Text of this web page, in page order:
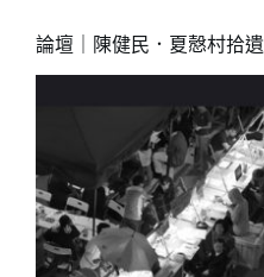
論壇｜陳健民．夏慤村拾遺